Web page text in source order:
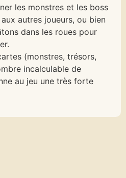
les monstres et les boss
autres joueurs, ou bien
dans les roues pour
(monstres, trésors,
incalculable de
au jeu une très forte